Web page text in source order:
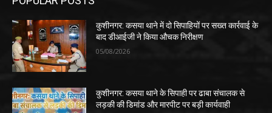
कुशीनगर: कसया थाने में दो सिपाहियों पर सख्त कार्रवाई के
बाद डीआईजी ने किया औचक निरीक्षण
05/08/2026
कुशीनगर: कसया थाने के सिपाही पर ढाबा संचालक से
लड़की की डिमांड और मारपीट पर बड़ी कार्यवाही